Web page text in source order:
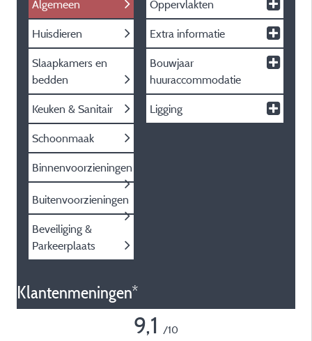
Algemeen
Huisdieren
Slaapkamers en
bedden
Keuken & Sanitair
Schoonmaak
Binnenvoorzieningen
Buitenvoorzieningen
Beveiliging &
Parkeerplaats
Oppervlakten
Extra informatie
Bouwjaar
huuraccommodatie
Ligging
Klantenmeningen*
9,1 /10